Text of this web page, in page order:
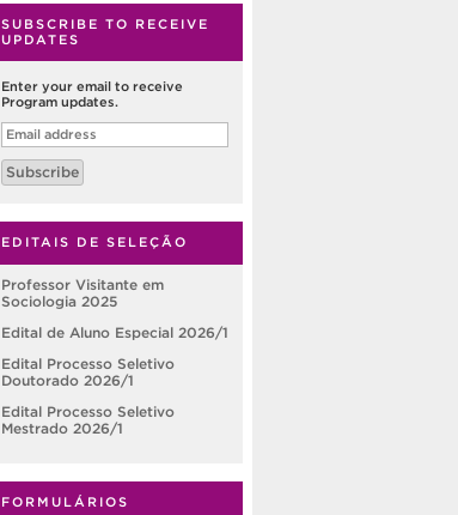
SUBSCRIBE TO RECEIVE
UPDATES
Enter your email to receive
Program updates.
Email
address
Subscribe
EDITAIS DE SELEÇÃO
Professor Visitante em
Sociologia 2025
Edital de Aluno Especial 2026/1
Edital Processo Seletivo
Doutorado 2026/1
Edital Processo Seletivo
Mestrado 2026/1
FORMULÁRIOS